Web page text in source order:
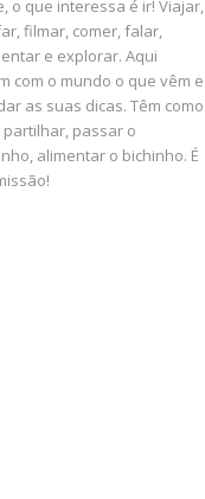
o que interessa é ir! Viajar,
filmar, comer, falar,
e explorar. Aqui
com o mundo o que vêm e
as suas dicas. Têm como
passar o
alimentar o bichinho. É